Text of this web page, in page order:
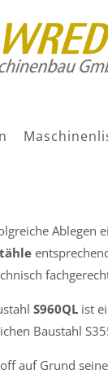
Ablegen
S960QList
Baustahl
auf Grund